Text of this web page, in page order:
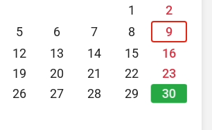
1
2
5 6 7 8
9
12 13 14 15
16
19 20 21 22
23
26 27 28 29 30